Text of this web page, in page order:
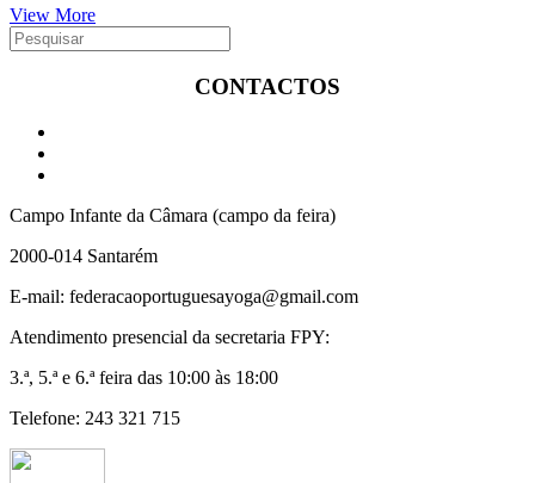
View More
CONTACTOS
Campo Infante da Câmara (campo da feira)
2000-014 Santarém
E-mail: federacaoportuguesayoga@gmail.com
Atendimento presencial da secretaria FPY:
3.ª, 5.ª e 6.ª feira das 10:00 às 18:00
Telefone: 243 321 715